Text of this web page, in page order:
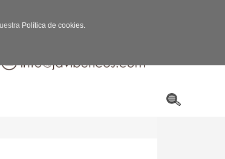
Política de cookies.